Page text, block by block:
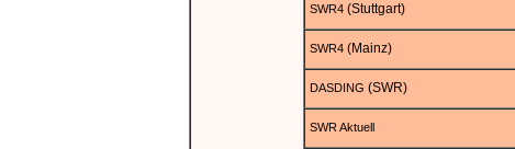
SWR4 (Stuttgart)
SWR4 (Mainz)
DASDING (SWR)
SWR Aktuell